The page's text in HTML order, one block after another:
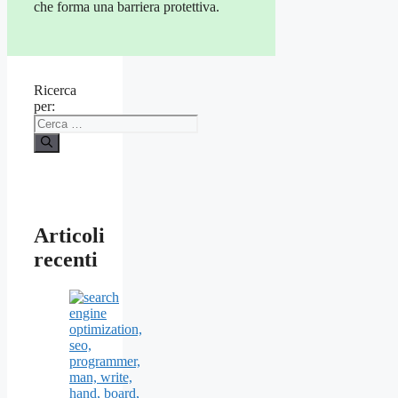
che forma una barriera protettiva.
Ricerca
per:
Articoli
recenti